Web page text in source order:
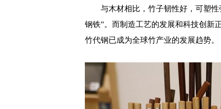
与木材相比，竹子韧性好，可塑性
钢铁”。而制造工艺的发展和科技创新
竹代钢已成为全球竹产业的发展趋势。